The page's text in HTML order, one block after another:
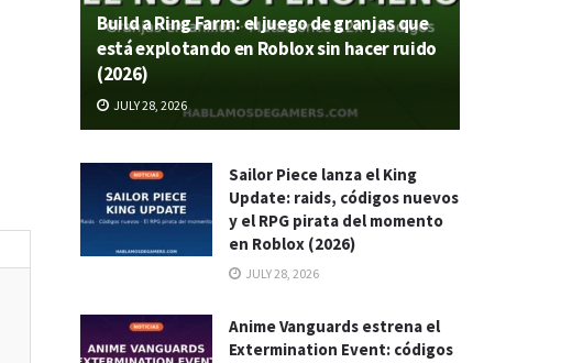
Build a Ring Farm: el juego de granjas que
está explotando en Roblox sin hacer ruido
(2026)
JULY 28, 2026
Sailor Piece lanza el King
Update: raids, códigos nuevos
y el RPG pirata del momento
en Roblox (2026)
JULY 28, 2026
Anime Vanguards estrena el
Extermination Event: códigos